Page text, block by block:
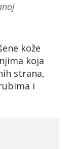
kože
koja
strana,
i